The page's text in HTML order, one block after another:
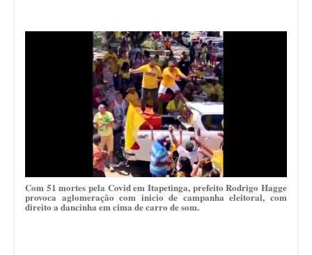
Com 51 mortes pela Covid em Itapetinga, prefeito Rodrigo Hagge
provoca aglomeração com inicio de campanha eleitoral, com
direito a dancinha em cima de carro de som.